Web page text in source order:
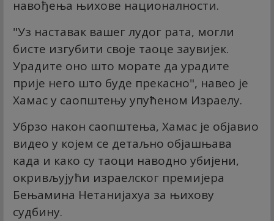
навођења њихове националности.
"Уз наставак вашег лудог рата, могли
бисте изгубити своје таоце заувијек.
Урадите оно што морате да урадите
прије него што буде прекасно", навео је
Хамас у саопштењу упућеном Израелу.
Убрзо након саопштења, Хамас је објавио
видео у којем се детаљно објашњава
када и како су таоци наводно убијени,
окривљујући израелског премијера
Бењамина Нетанијахуа за њихову
судбину.